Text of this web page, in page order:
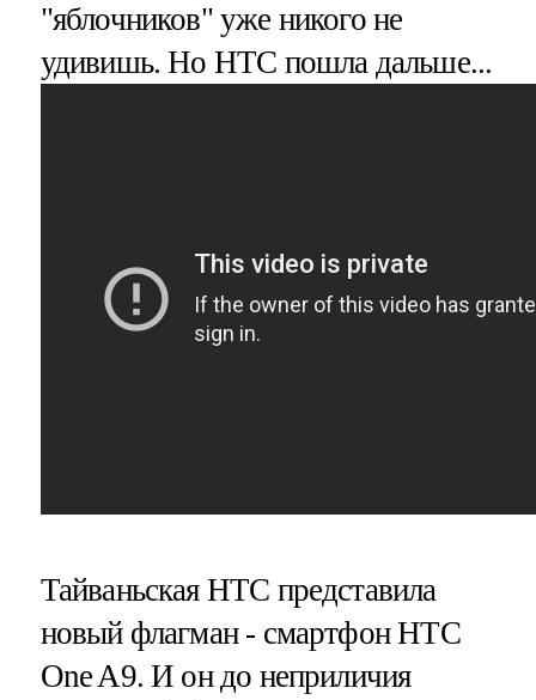
"яблочников" уже никого не
удивишь. Но HTC пошла дальше...
Тайваньская HTC представила
новый флагман - смартфон HTC
One A9. И он до неприличия